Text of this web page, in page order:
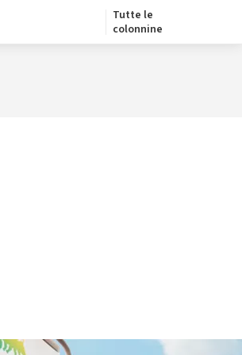
Tutte le
colonnine